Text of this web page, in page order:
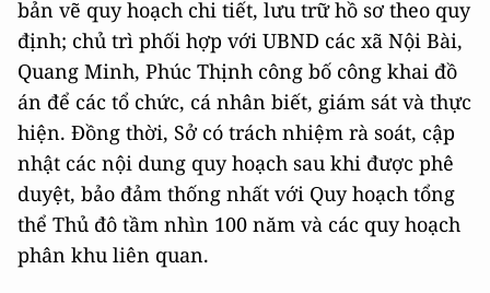
bản vẽ quy hoạch chi tiết, lưu trữ hồ sơ theo quy
định; chủ trì phối hợp với UBND các xã Nội Bài,
Quang Minh, Phúc Thịnh công bố công khai đồ
án để các tổ chức, cá nhân biết, giám sát và thực
hiện. Đồng thời, Sở có trách nhiệm rà soát, cập
nhật các nội dung quy hoạch sau khi được phê
duyệt, bảo đảm thống nhất với Quy hoạch tổng
thể Thủ đô tầm nhìn 100 năm và các quy hoạch
phân khu liên quan.